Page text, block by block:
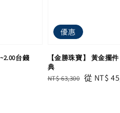
台錢
優惠
【金勝珠寶】 黃金擺
典
Regular
NT$ 63,300 Sale
從 NT$